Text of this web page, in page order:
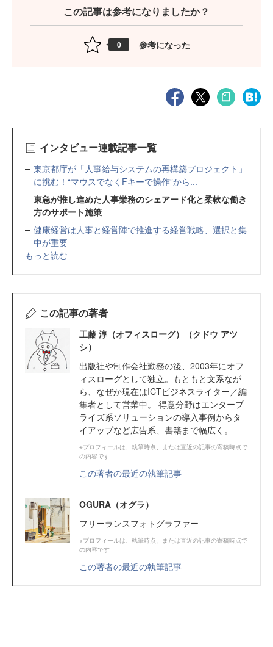
この記事は参考になりましたか？
0 参考になった
インタビュー連載記事一覧
東京都庁が「人事給与システムの再構築プロジェクト」
に挑む！“マウスでなくFキーで操作”から...
東急が推し進めた人事業務のシェアード化と柔軟な働き
方のサポート施策
健康経営は人事と経営陣で推進する経営戦略、選択と集
中が重要
もっと読む
この記事の著者
工藤 淳（オフィスローグ）（クドウ アツ
シ）
出版社や制作会社勤務の後、2003年にオフ
ィスローグとして独立。もともと文系なが
ら、なぜか現在はICTビジネスライター／編
集者として営業中。 得意分野はエンタープ
ライズ系ソリューションの導入事例からタ
イアップなど広告系、書籍まで幅広く。
※プロフィールは、執筆時点、または直近の記事の寄稿時点で
の内容です
この著者の最近の執筆記事
OGURA（オグラ）
フリーランスフォトグラファー
※プロフィールは、執筆時点、または直近の記事の寄稿時点で
の内容です
この著者の最近の執筆記事